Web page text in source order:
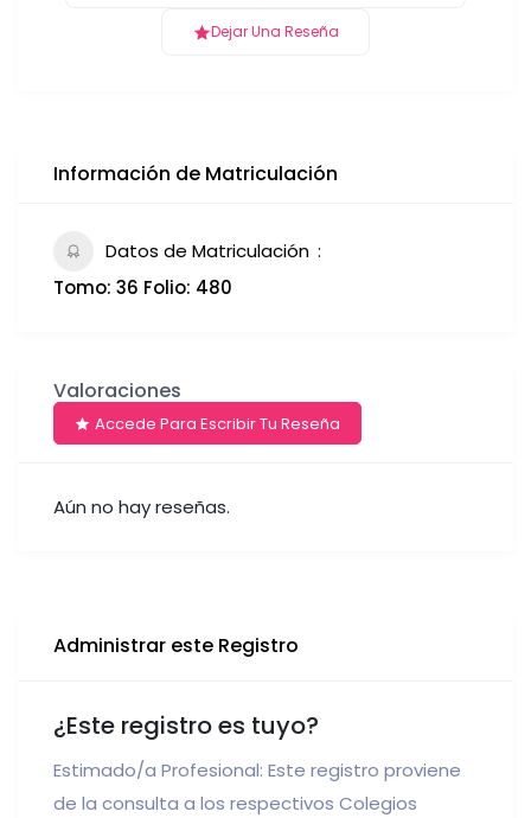
Dejar Una Reseña
Información de Matriculación
Datos de Matriculación
Tomo: 36 Folio: 480
Valoraciones
Accede Para Escribir Tu Reseña
Aún no hay reseñas.
Administrar este Registro
¿Este registro es tuyo?
Estimado/a Profesional: Este registro proviene
de la consulta a los respectivos Colegios